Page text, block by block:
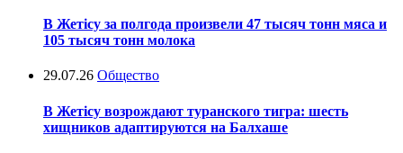
В Жетісу за полгода произвели 47 тысяч тонн мяса и
105 тысяч тонн молока
29.07.26 Общество
В Жетісу возрождают туранского тигра: шесть
хищников адаптируются на Балхаше